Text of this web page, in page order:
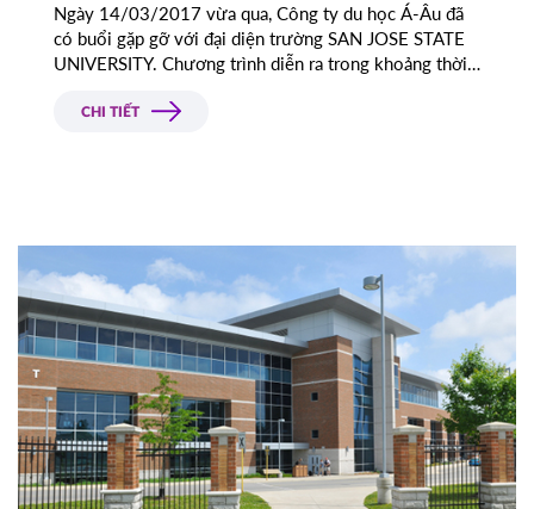
Ngày 14/03/2017 vừa qua, Công ty du học Á-Âu đã
có buổi gặp gỡ với đại diện trường SAN JOSE STATE
UNIVERSITY. Chương trình diễn ra trong khoảng thời
về các chuyên ngành do trường SAN JOSE STATE
CHI TIẾT